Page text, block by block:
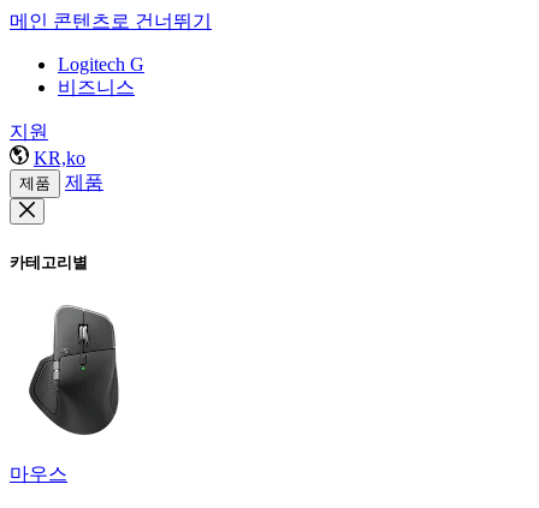
메인 콘텐츠로 건너뛰기
Logitech G
비즈니스
지원
KR,ko
제품 제품
카테고리별
마우스